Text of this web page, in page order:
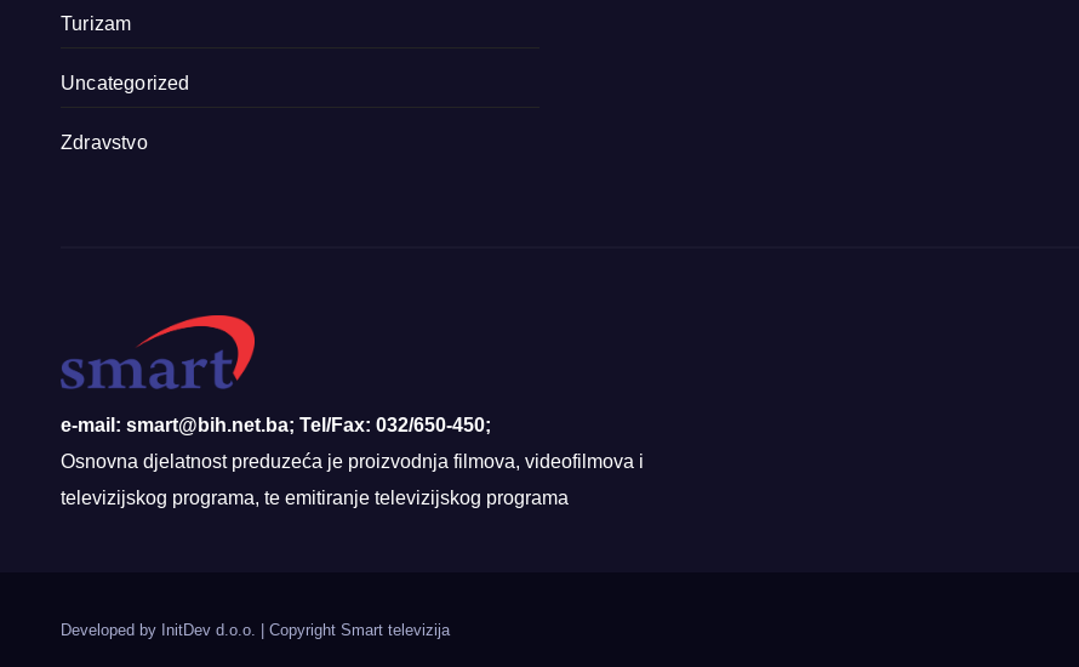
Turizam
Uncategorized
Zdravstvo
e-mail: smart@bih.net.ba; Tel/Fax: 032/650-450;
Osnovna djelatnost preduzeća je proizvodnja filmova, videofilmova i
televizijskog programa, te emitiranje televizijskog programa
Developed by InitDev d.o.o. Copyright Smart televizija